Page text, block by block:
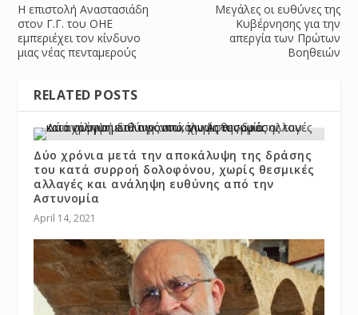
Η επιστολή Αναστασιάδη
στον Γ.Γ. του ΟΗΕ
εμπεριέχει τον κίνδυνο
μιας νέας πενταμερούς
Μεγάλες οι ευθύνες της
Κυβέρνησης για την
απεργία των Πρώτων
Βοηθειών
RELATED POSTS
Δύο χρόνια μετά την αποκάλυψη της δράσης
του κατά συρροή δολοφόνου, χωρίς θεσμικές
αλλαγές και ανάληψη ευθύνης από την
Αστυνομία
April 14, 2021